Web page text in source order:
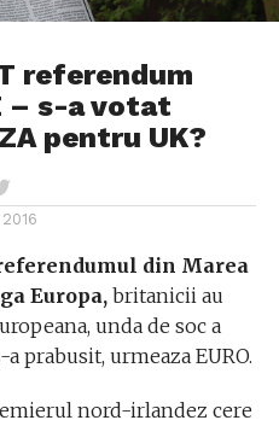
referendum
– s-a votat
pentru UK?
din Marea
Europa, britanicii au
unda de soc a
prabusit, urmeaza EURO.
nord-irlandez cere